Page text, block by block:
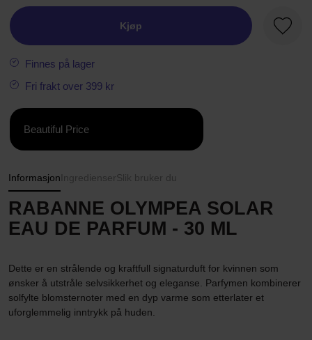
Kjøp
Finnes på lager
Fri frakt over 399 kr
Beautiful Price
Informasjon Ingredienser Slik bruker du
RABANNE OLYMPEA SOLAR
EAU DE PARFUM - 30 ML
Dette er en strålende og kraftfull signaturduft for kvinnen som
ønsker å utstråle selvsikkerhet og eleganse. Parfymen kombinerer
solfylte blomsternoter med en dyp varme som etterlater et
uforglemmelig inntrykk på huden.